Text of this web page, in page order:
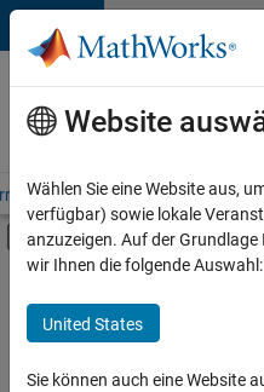
Weiter zum Inhalt
Karriere
bei
MathWorks
– Übersicht Stellensuche
Umschaltung für
Hauptinhalt
Praktika
Programm für Berufseinsteiger (EDG)
Advanced Support
+6
Website
Wählen Sie eine Website aus,
verfügbar) sowie lokale
anzuzeigen. Auf der
wir Ihnen die folgende Auswahl:
United States
Sie können auch eine Website